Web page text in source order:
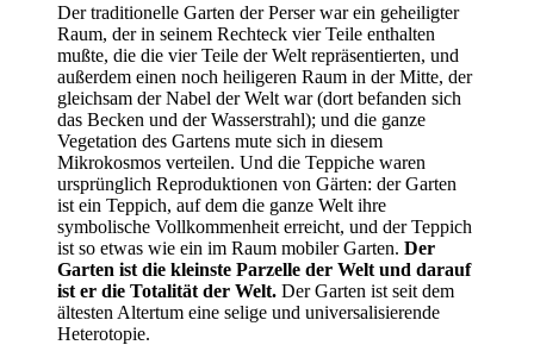
Der traditionelle Garten der Perser war ein geheiligter
Raum, der in seinem Rechteck vier Teile enthalten
mußte, die die vier Teile der Welt repräsentierten, und
außerdem einen noch heiligeren Raum in der Mitte, der
gleichsam der Nabel der Welt war (dort befanden sich
das Becken und der Wasserstrahl); und die ganze
Vegetation des Gartens mute sich in diesem
Mikrokosmos verteilen. Und die Teppiche waren
ursprünglich Reproduktionen von Gärten: der Garten
ist ein Teppich, auf dem die ganze Welt ihre
symbolische Vollkommenheit erreicht, und der Teppich
ist so etwas wie ein im Raum mobiler Garten. Der
Garten ist die kleinste Parzelle der Welt und darauf
ist er die Totalität der Welt. Der Garten ist seit dem
ältesten Altertum eine selige und universalisierende
Heterotopie.